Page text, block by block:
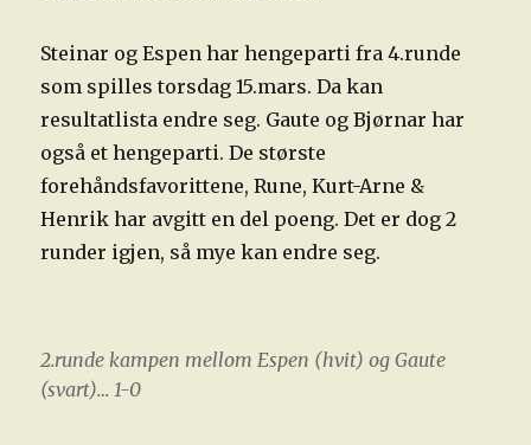
Steinar og Espen har hengeparti fra 4.runde
som spilles torsdag 15.mars. Da kan
resultatlista endre seg. Gaute og Bjørnar har
også et hengeparti. De største
forehåndsfavorittene, Rune, Kurt-Arne &
Henrik har avgitt en del poeng. Det er dog 2
runder igjen, så mye kan endre seg.
2.runde kampen mellom Espen (hvit) og Gaute
(svart)… 1-0